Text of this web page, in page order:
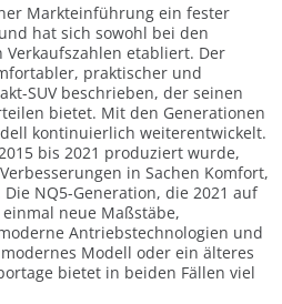
Markteinführung ein fester
hat sich sowohl bei den
etabliert. Der
praktischer und
SUV beschrieben, der seinen
bietet. Mit den Generationen
kontinuierlich weiterentwickelt.
bis 2021 produziert wurde,
in Sachen Komfort,
NQ5-Generation, die 2021 auf
neue Maßstäbe,
Antriebstechnologien und
Modell oder ein älteres
bietet in beiden Fällen viel